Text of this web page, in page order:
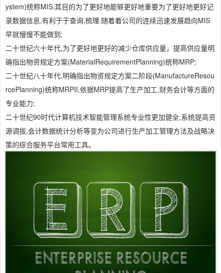
ystem)统称MIS.其目的为了更好地能够更好地重要为了更好地更好记
录数据信息,有利于于查询,梳理.随着着公司的连续迅速发展趋向MIS
早就慢慢不能做到;
二十世纪六十年代,为了更好地更好的减少仓库供应量，提高供应量明
确指出物资规定方案(MaterialRequirementPlanning)统称MRP;
二十世纪八十年代,明确指出物资规定方案二阶段(ManufactureResou
rcePlanning)统称MRPII,依据MRP提高了生产加工,财务会计等方面的
专业能力;
二十世纪90时代计算机技术智能管理系统专业性更加健全,系统提高资
源调拔,会计数据统计分析等变为公司进行生产加工管理方法及战略决
策的综合服务平台常用工具。